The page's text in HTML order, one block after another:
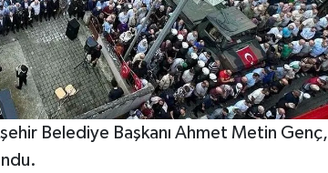
Belediye Başkanı Ahmet Metin Genç,